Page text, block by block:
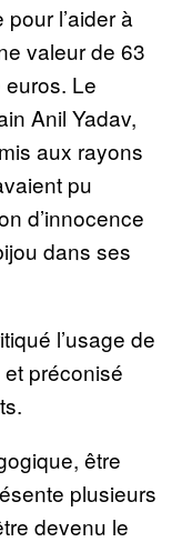
l’aider à
valeur de 63
Le
Anil Yadav,
aux rayons
pu
d’innocence
dans ses
l’usage de
préconisé
être
plusieurs
devenu le